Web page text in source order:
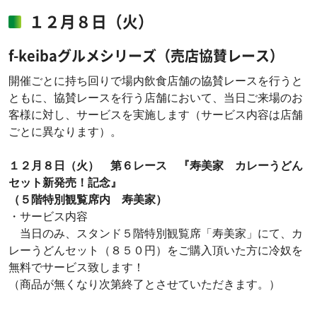
１２月８日（火）
f-keibaグルメシリーズ（売店協賛レース）
開催ごとに持ち回りで場内飲食店舗の協賛レースを行うと
ともに、協賛レースを行う店舗において、当日ご来場のお
客様に対し、サービスを実施します（サービス内容は店舗
ごとに異なります）。
１２月８日（火） 第６レース 『寿美家 カレーうどん
セット新発売！記念』
（５階特別観覧席内 寿美家）
・サービス内容
当日のみ、スタンド５階特別観覧席「寿美家」にて、カ
レーうどんセット（８５０円）をご購入頂いた方に冷奴を
無料でサービス致します！
（商品が無くなり次第終了とさせていただきます。）